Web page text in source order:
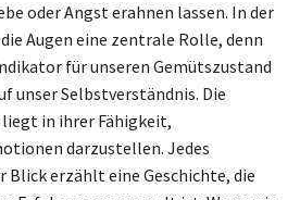
oder Angst erahnen lassen. In der
Augen eine zentrale Rolle, denn
für unseren Gemütszustand
unser Selbstverständnis. Die
liegt in ihrer Fähigkeit,
darzustellen. Jedes
Blick erzählt eine Geschichte, die